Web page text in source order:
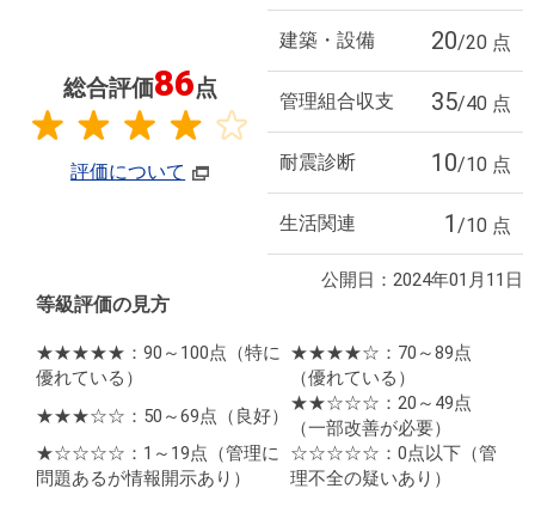
総合評価86点
評価について
建築・設備 20/20 点
管理組合収支 35/40 点
耐震診断 10/10 点
生活関連 1 /10 点
公開日：2024年01月11日
等級評価の見方
★★★★★：90～100点 （特に
優れている）
★★★★☆：70～89点
（優れている）
★★★☆☆：50～69点 （良好）
★★☆☆☆：20～49点
（一部改善が必要）
★☆☆☆☆：1～19点 （管理に
問題あるが情報開示あり）
☆☆☆☆☆：0点以下 （管
理不全の疑いあり）